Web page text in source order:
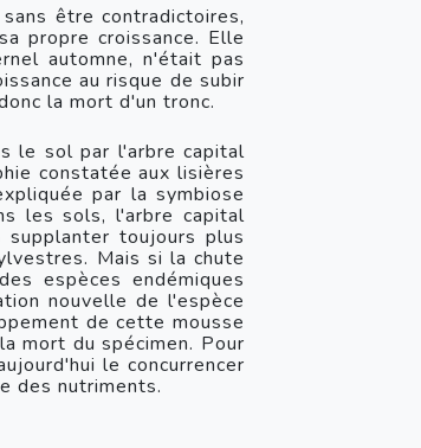
être contradictoires,
propre croissance. Elle
automne, n'était pas
au risque de subir
la mort d'un tronc.
le sol par l'arbre capital
constatée aux lisières
par la symbiose
les sols, l'arbre capital
toujours plus
Mais si la chute
espèces endémiques
de cette mousse
mort du spécimen. Pour
le concurrencer
des nutriments.